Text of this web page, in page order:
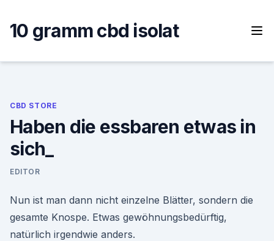
content
10 gramm cbd isolat
CBD STORE
Haben die essbaren etwas in
sich_
EDITOR
Nun ist man dann nicht einzelne Blätter, sondern die
gesamte Knospe. Etwas gewöhnungsbedürftig,
natürlich irgendwie anders.